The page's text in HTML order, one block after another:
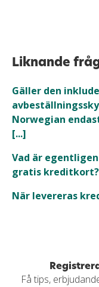
Liknande
Gäller den
Norwegian
[...]
Vad är
gratis kreditkort?
När levereras
Få tips,